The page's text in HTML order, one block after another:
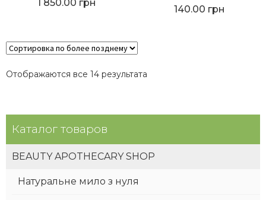
Каталог товаров
BEAUTY APOTHECARY SHOP
Натуральне мило з нуля
1 850.00 грн
140.00 грн
Отображаются все 14 результата